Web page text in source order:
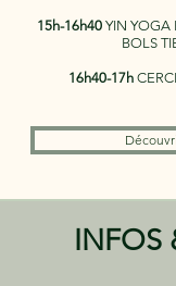
15h-16h40 YIN YOGA
BOLS
16h40-17h
INFOS